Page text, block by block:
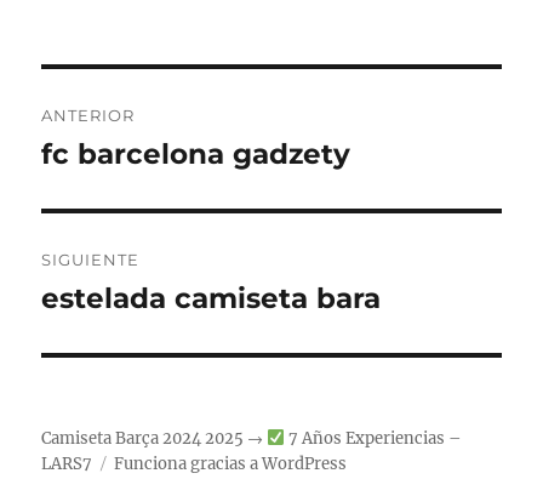
de
ANTERIOR
Entrada
fc barcelona gadzety
SIGUIENTE
Entrada
estelada camiseta bara
Camiseta Barça 2024 2025 →
7 Años Experiencias –
LARS7
Funciona gracias a WordPress